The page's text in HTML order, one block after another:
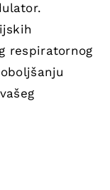
respiratornog